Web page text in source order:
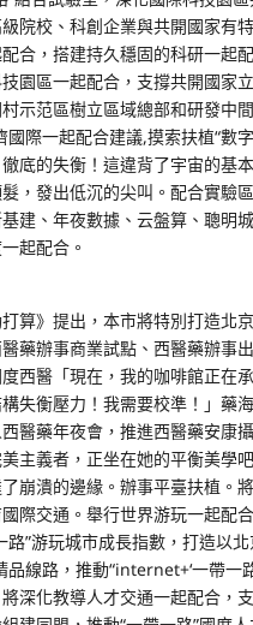
院校、科創企業與共開國家有
合，搭建持久穩固的科研一起
園區一起配合，支撐共開國家
示范區樹立區域總部和研發中
國際一起配合建議,摸索扶植“數
底的失衡！這違背了宇宙的基
，發出低沉的尖叫。配合實驗
建、年夜數據、云盤算、聰明
起配合。
》提出，本市將特別打造北
藥辦事商業試點、西醫藥辦事
西醫「現在，我的咖啡館正在
失衡壓力！我需要校準！」藥
醫藥年夜會，推進西醫藥安康
主義者，正坐在她的平衡美學
崩潰的邊緣。辦事平臺扶植。
際交通。舉行世界游玩一起配
路”游玩城市成長指數，打造以
品線路，推動“internet+‘一帶一
深化教導人才交通一起配合，